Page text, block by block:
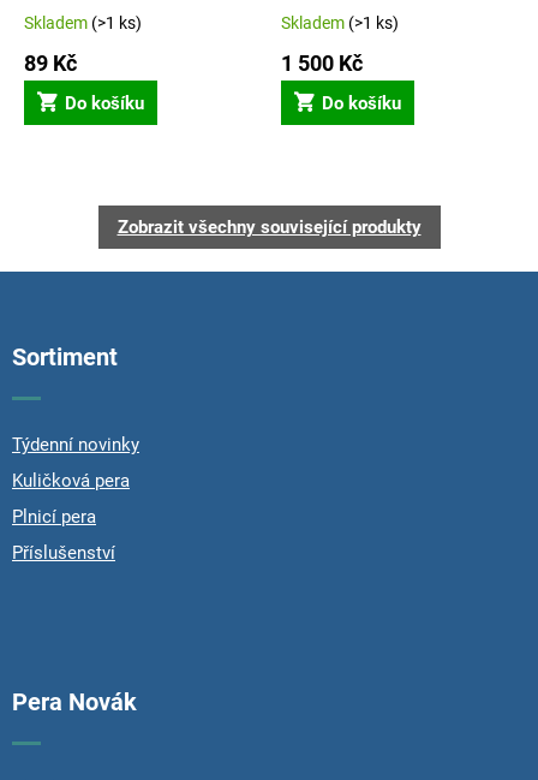
Portland S, L i Altos
Skladem (>1 ks)
89 Kč
Do košíku
Skladem (>1 ks)
1 500 Kč
Do košíku
Zobrazit všechny související produkty
Sortiment
Týdenní novinky
Kuličková pera
Plnicí pera
Příslušenství
Pera Novák